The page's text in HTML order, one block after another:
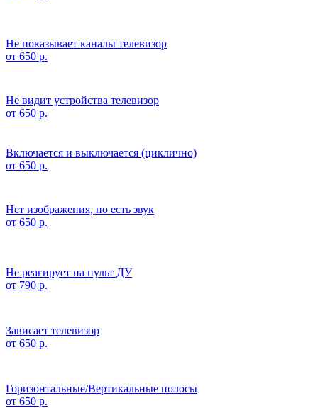
Не показывает каналы телевизор
от 650 р.
Не видит устройства телевизор
от 650 р.
Включается и выключается (циклично)
от 650 р.
Нет изображения, но есть звук
от 650 р.
Не реагирует на пульт ДУ
от 790 р.
Зависает телевизор
от 650 р.
Горизонтальные/Вертикальные полосы
от 650 р.